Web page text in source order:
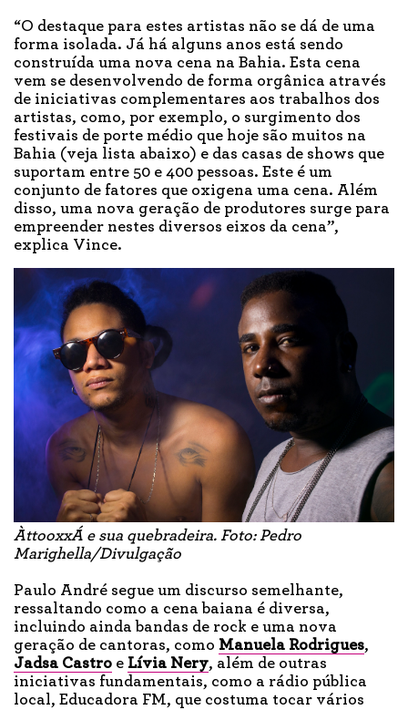
“O destaque para estes artistas não se dá de uma
forma isolada. Já há alguns anos está sendo
construída uma nova cena na Bahia. Esta cena
vem se desenvolvendo de forma orgânica através
de iniciativas complementares aos trabalhos dos
artistas, como, por exemplo, o surgimento dos
festivais de porte médio que hoje são muitos na
Bahia (veja lista abaixo) e das casas de shows que
suportam entre 50 e 400 pessoas. Este é um
conjunto de fatores que oxigena uma cena. Além
disso, uma nova geração de produtores surge para
empreender nestes diversos eixos da cena”,
explica Vince.
ÀttooxxÁ e sua quebradeira. Foto: Pedro
Marighella/Divulgação
Paulo André segue um discurso semelhante,
ressaltando como a cena baiana é diversa,
incluindo ainda bandas de rock e uma nova
geração de cantoras, como Manuela Rodrigues,
Jadsa Castro e Lívia Nery, além de outras
iniciativas fundamentais, como a rádio pública
local, Educadora FM, que costuma tocar vários